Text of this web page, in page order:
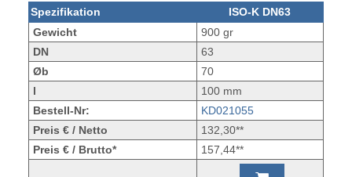
Spezifikation
ISO-K DN63
Gewicht
900 gr
DN
63
Øb
70
l
100 mm
Bestell-Nr:
KD021055
Preis € / Netto
132,30**
Preis € / Brutto*
157,44**